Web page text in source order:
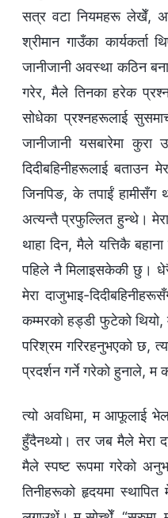
सत्र वटा नियमहरू लेखेँ,
श्रीमान गाउँका कार्यकर्ता
जानीजानी अवस्था कठिन
गरेर, मैले तिनका हरेक
सोधेका प्रश्‍नहरूलाई
जानीजानी यसबारेमा
दिदीबहिनीहरूलाई
जिनपिङ, के तपाईं
अत्यन्तै प्रफुल्लित हुन्थे। मेरा
थाहा दिन, मैले यत्तिकै
पहिले नै मिलाइसकेकी छु।
मेरा दाजुभाइ-
कम्‍मरको हड्डी फुटेको
परिश्रम गरिरहनुभएको छ,
प्रदर्शन गर्ने गरेको हुनाले, म
त्यो अवधिमा, म आफूलाई
हुँदैनथ्यो। तर जब मैले मेरा
मैले स्पष्ट रूपमा गरेको
तिनीहरूको हृदयमा